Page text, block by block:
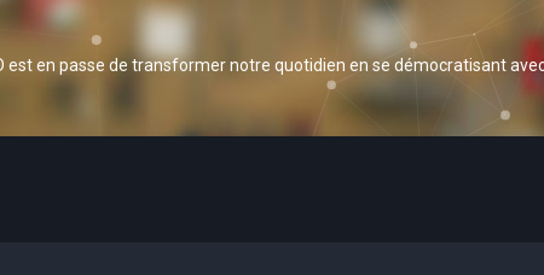
est en passe de transformer notre quotidien en se démocratisant